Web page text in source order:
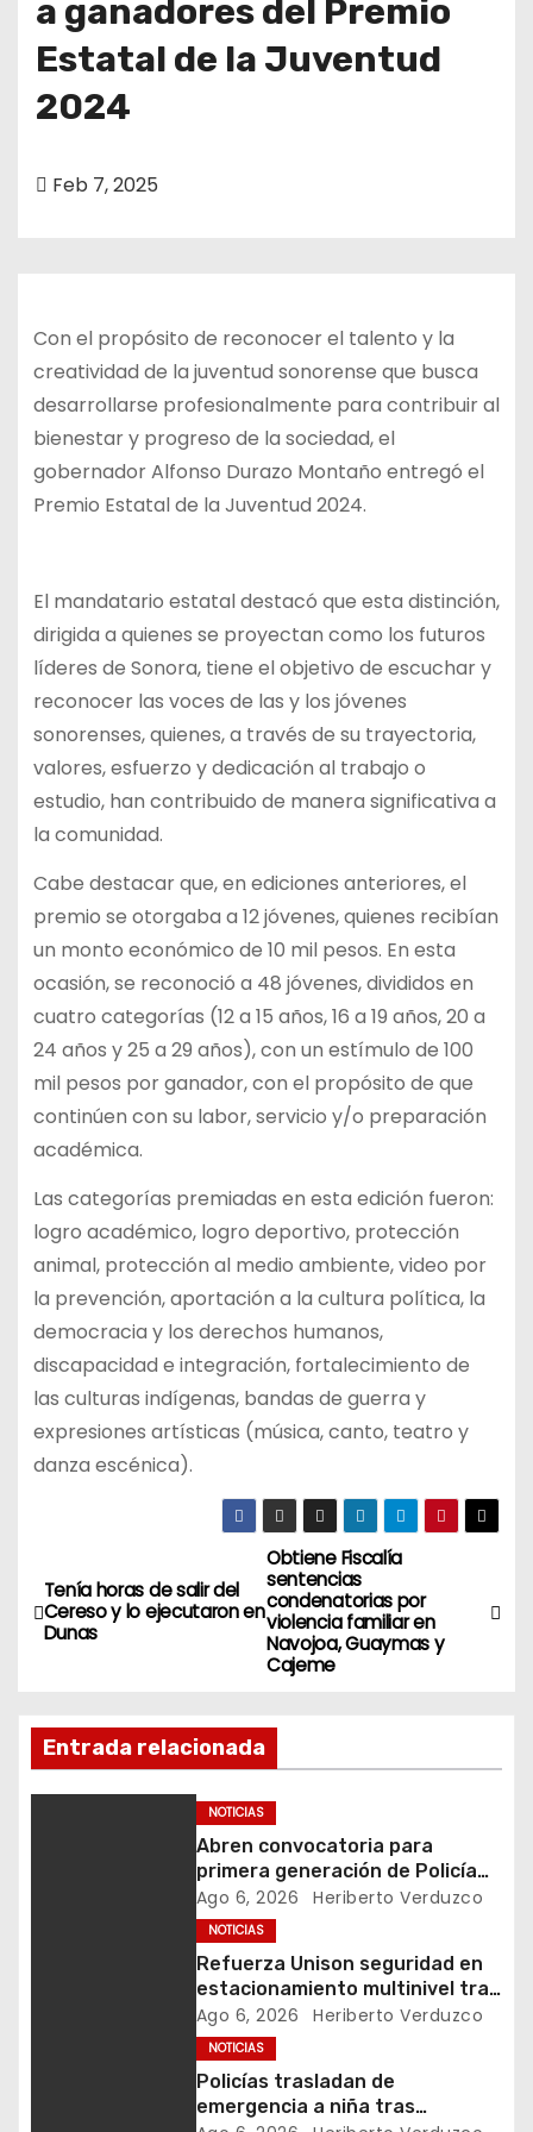
a ganadores del Premio
Estatal de la Juventud
2024
Feb 7, 2025
Con el propósito de reconocer el talento y la
creatividad de la juventud sonorense que busca
desarrollarse profesionalmente para contribuir al
bienestar y progreso de la sociedad, el
gobernador Alfonso Durazo Montaño entregó el
Premio Estatal de la Juventud 2024.
El mandatario estatal destacó que esta distinción,
dirigida a quienes se proyectan como los futuros
líderes de Sonora, tiene el objetivo de escuchar y
reconocer las voces de las y los jóvenes
sonorenses, quienes, a través de su trayectoria,
valores, esfuerzo y dedicación al trabajo o
estudio, han contribuido de manera significativa a
la comunidad.
Cabe destacar que, en ediciones anteriores, el
premio se otorgaba a 12 jóvenes, quienes recibían
un monto económico de 10 mil pesos. En esta
ocasión, se reconoció a 48 jóvenes, divididos en
cuatro categorías (12 a 15 años, 16 a 19 años, 20 a
24 años y 25 a 29 años), con un estímulo de 100
mil pesos por ganador, con el propósito de que
continúen con su labor, servicio y/o preparación
académica.
Las categorías premiadas en esta edición fueron:
logro académico, logro deportivo, protección
animal, protección al medio ambiente, video por
la prevención, aportación a la cultura política, la
democracia y los derechos humanos,
discapacidad e integración, fortalecimiento de
las culturas indígenas, bandas de guerra y
expresiones artísticas (música, canto, teatro y
danza escénica).
N
a
e
g
Obtiene Fiscalía
sentencias
condenatorias por
violencia familiar en
Navojoa, Guaymas y
Cajeme
Tenía horas de salir del
Cereso y lo ejecutaron en
Dunas
Entrada relacionada
NOTICIAS
Abren convocatoria para
primera generación de Policía
Estatal Penitenciaria
Ago 6, 2026 Heriberto Verduzco
NOTICIAS
Refuerza Unison seguridad en
estacionamiento multinivel tras
accidente en semestre pasado
Ago 6, 2026 Heriberto Verduzco
NOTICIAS
Policías trasladan de
emergencia a niña tras